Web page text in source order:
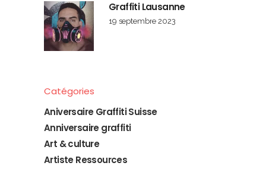
Graffiti Lausanne
19 septembre 2023
Catégories
Aniversaire Graffiti Suisse
Anniversaire graffiti
Art & culture
Artiste Ressources